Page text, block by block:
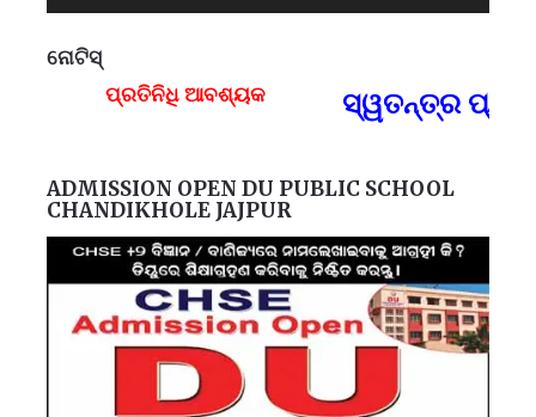
ନୋଟିସ୍
ପ୍ରତିନିଧି ଆବଶ୍ୟକ
ସ୍ୱତନ୍ତ୍ର
ADMISSION OPEN DU PUBLIC SCHOOL
CHANDIKHOLE JAJPUR